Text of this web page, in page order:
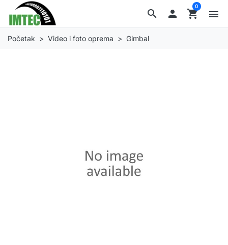
search  shopping_cart
0
menu
Početak Video i foto oprema Gimbal